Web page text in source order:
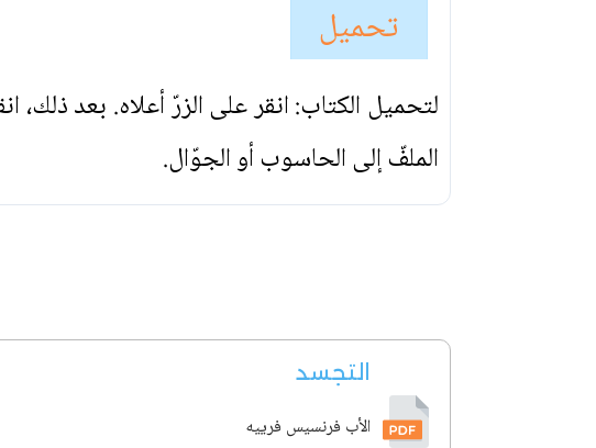
تحميل
لتحميل الكتاب: انقر على الزرّ أعلاه. بعد
الملفّ إلى الحاسوب أو الجوّال.
التجسد
الأب فرنسيس فرييه